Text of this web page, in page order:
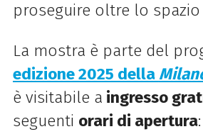
proseguire oltre lo
La mostra è parte del
edizione 2025 della
è visitabile a ingresso
seguenti orari di apertura